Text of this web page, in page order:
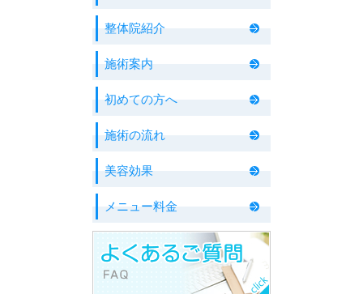
整体院紹介
施術案内
初めての方へ
施術の流れ
美容効果
メニュー料金